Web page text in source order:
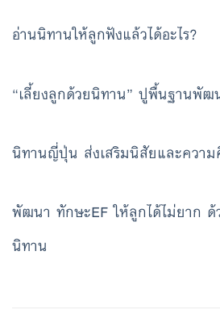
อ่านนิทานให้ลูกฟังแล้วได้อะไร?
“เลี้ยงลูกด้วยนิทาน” ปูพื้นฐานพัฒ
นิทานญี่ปุ่น ส่งเสริมนิสัยและความ
พัฒนา ทักษะEF ให้ลูกได้ไม่ยาก ด้
นิทาน